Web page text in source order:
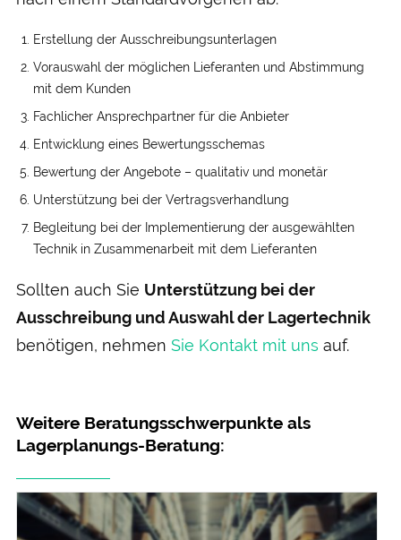
Erstellung der Aus­schreibungs­unterlagen
Vor­auswahl der möglichen Lieferanten und Ab­stimmung
mit dem Kunden
Fachlicher Ansprech­partner für die Anbieter
Ent­wicklung eines Bewertungs­schemas
Bewertung der Angebote – qualitativ und monetär
Unter­stützung bei der Vertrags­verhandlung
Begleitung bei der Implementierung der aus­gewählten
Technik in Zusammen­arbeit mit dem Lieferanten
Sollten auch Sie Unterstützung bei der
Ausschreibung und Auswahl der Lagertechnik
benötigen, nehmen Sie Kontakt mit uns auf.
Weitere Beratungsschwerpunkte als
Lagerplanungs-Beratung: